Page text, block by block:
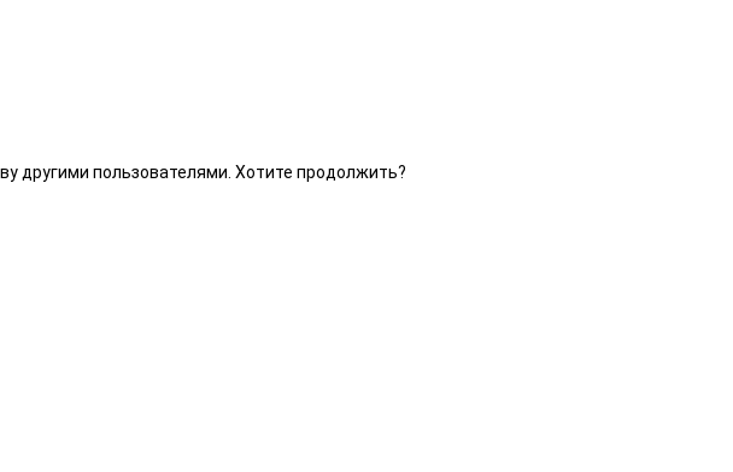
другими пользователями. Хотите продолжить?